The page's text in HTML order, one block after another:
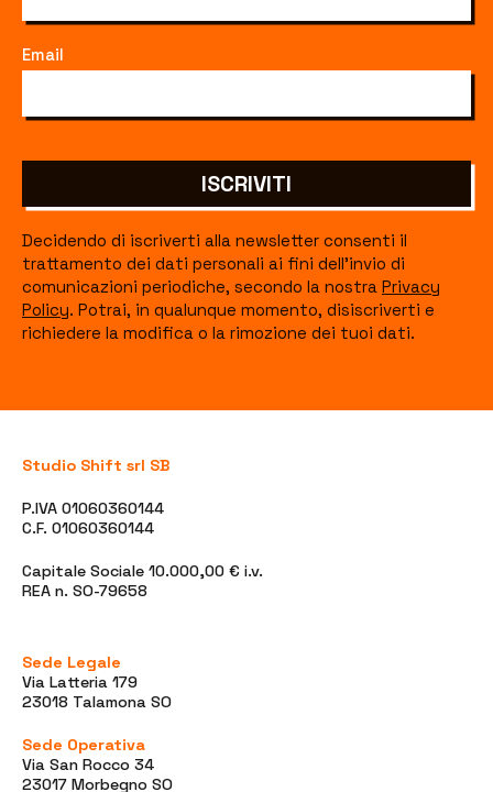
Email
ISCRIVITI
Decidendo di iscriverti alla newsletter consenti il
trattamento dei dati personali ai fini dell'invio di
comunicazioni periodiche, secondo la nostra Privacy
Policy. Potrai, in qualunque momento, disiscriverti e
richiedere la modifica o la rimozione dei tuoi dati.
Studio Shift srl SB
P.IVA 01060360144
C.F. 01060360144
Capitale Sociale 10.000,00 € i.v.
REA n. SO-79658
Sede Legale
Via Latteria 179
23018 Talamona SO
Sede Operativa
Via San Rocco 34
23017 Morbegno SO